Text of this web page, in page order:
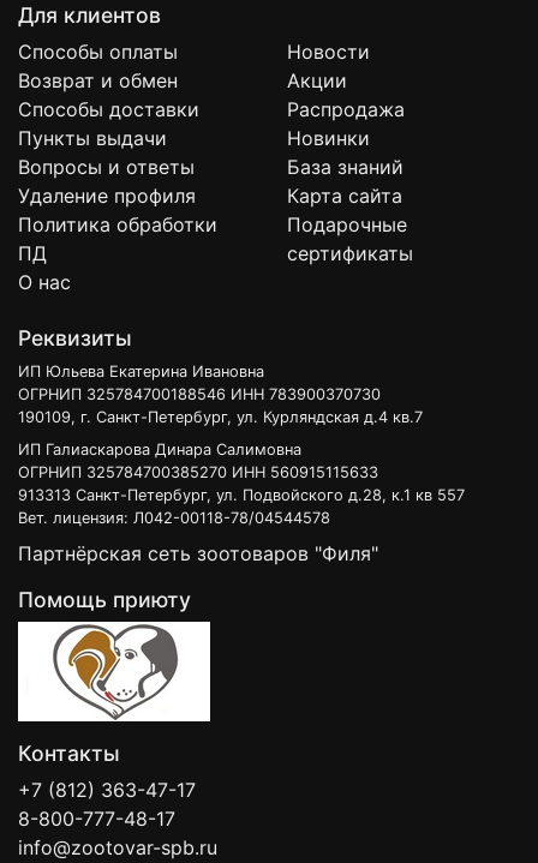
Для клиентов
Способы оплаты
Возврат и обмен
Способы доставки
Пункты выдачи
Вопросы и ответы
Удаление профиля
Политика обработки
ПД
О нас
Новости
Акции
Распродажа
Новинки
База знаний
Карта сайта
Подарочные
сертификаты
Реквизиты
ИП Юльева Екатерина Ивановна
ОГРНИП 325784700188546 ИНН 783900370730
190109, г. Санкт-Петербург, ул. Курляндская д.4 кв.7
ИП Галиаскарова Динара Салимовна
ОГРНИП 325784700385270 ИНН 560915115633
913313 Санкт-Петербург, ул. Подвойского д.28, к.1 кв 557
Вет. лицензия: Л042-00118-78/04544578
Партнёрская сеть зоотоваров "Филя"
Помощь приюту
Контакты
+7 (812) 363-47-17
8-800-777-48-17
info@zootovar-spb.ru